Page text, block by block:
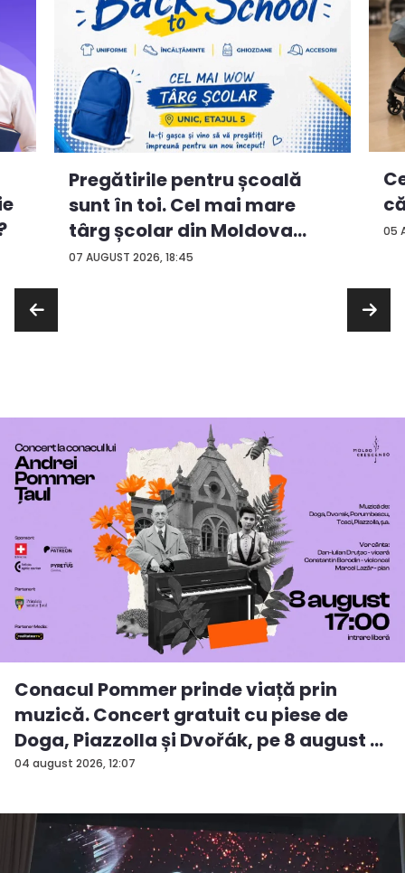
07 AUGUST 2026, 18:45
Pregătirile pentru școală
sunt în toi. Cel mai mare
târg școlar din Moldova
con...
05
04 august 2026, 12:07
Conacul Pommer prinde viață prin
muzică. Concert gratuit cu piese de
Doga, Piazzolla și Dvořák, pe 8 august ...